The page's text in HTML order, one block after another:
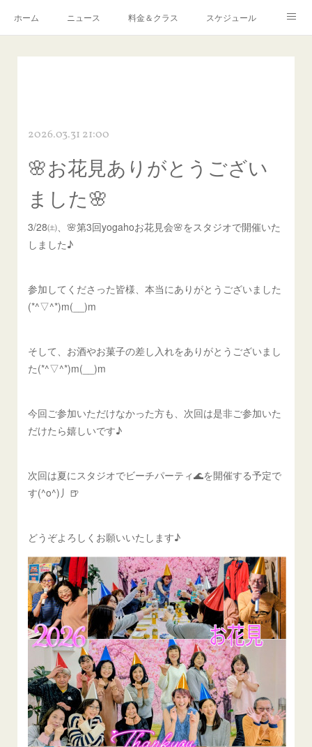
ホーム ニュース 料金＆クラス スケジュール
2026.03.31 21:00
🌸お花見ありがとうござい
ました🌸
3/28㈯、🌸第3回yogahoお花見会🌸をスタジオで開催いた
しました♪
参加してくださった皆様、本当にありがとうございました
(*^▽^*)m(__)m
そして、お酒やお菓子の差し入れをありがとうございまし
た(*^▽^*)m(__)m
今回ご参加いただけなかった方も、次回は是非ご参加いた
だけたら嬉しいです♪
次回は夏にスタジオでビーチパーティ🌊を開催する予定で
す(^o^)丿🍺
どうぞよろしくお願いいたします♪